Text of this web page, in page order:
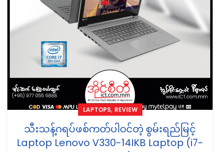
LAPTOPS, REVIEW
သီးသန့်ဂရပ်ဖစ်ကတ်ပါဝင်တဲ့ စွမ်းရည်မြင့်
Laptop Lenovo V330-14IKB Laptop (i7-